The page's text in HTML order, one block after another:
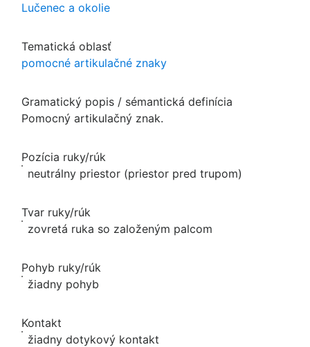
Lučenec a okolie
Tematická oblasť
pomocné artikulačné znaky
Gramatický popis / sémantická definícia
Pomocný artikulačný znak.
Pozícia ruky/rúk
neutrálny priestor (priestor pred trupom)
Tvar ruky/rúk
zovretá ruka so založeným palcom
Pohyb ruky/rúk
žiadny pohyb
Kontakt
žiadny dotykový kontakt